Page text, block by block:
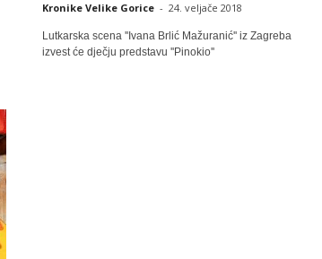
Kronike Velike Gorice - 24. veljače 2018
Lutkarska scena ''Ivana Brlić Mažuranić'' iz Zagreba
izvest će dječju predstavu ''Pinokio''